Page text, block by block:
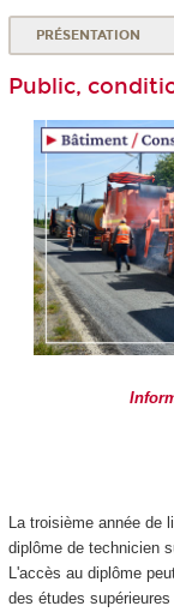
PRÉSENTATION
Public,
La troisième année de
diplôme de technicien
L'accès au diplôme
des études